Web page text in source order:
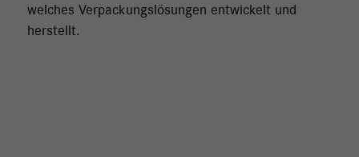
welches Verpackungslösungen entwickelt und
herstellt.